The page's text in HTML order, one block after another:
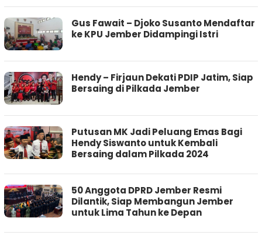
Gus Fawait – Djoko Susanto Mendaftar
ke KPU Jember Didampingi Istri
Hendy – Firjaun Dekati PDIP Jatim, Siap
Bersaing di Pilkada Jember
Putusan MK Jadi Peluang Emas Bagi
Hendy Siswanto untuk Kembali
Bersaing dalam Pilkada 2024
50 Anggota DPRD Jember Resmi
Dilantik, Siap Membangun Jember
untuk Lima Tahun ke Depan